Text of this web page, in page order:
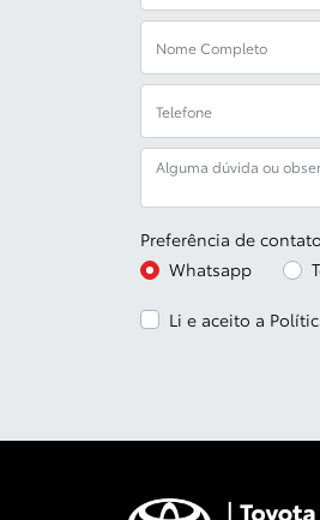
Preferência de
Whatsapp
Li e aceito a